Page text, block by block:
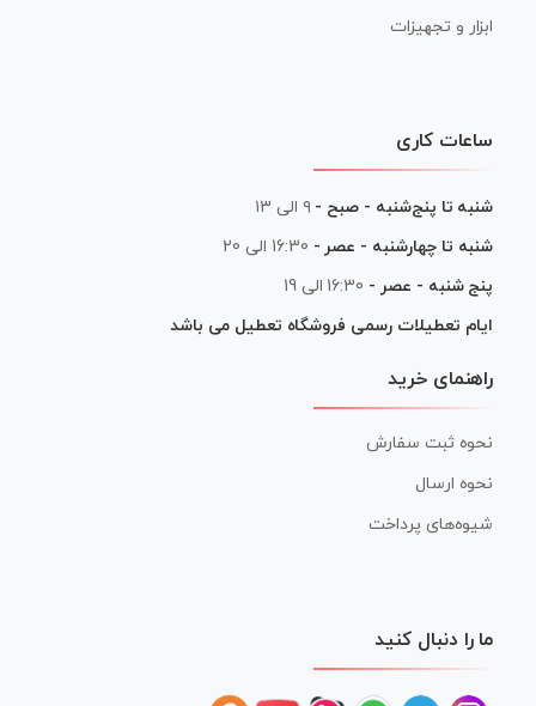
ابزار و تجهیزات
ساعات کاری
شنبه تا پنج‌شنبه - صبح - ۹ الی ۱۳
شنبه تا چهارشنبه - عصر - 16:30 الی 20
پنج شنبه - عصر - 16:30 الی 19
ایام تعطیلات رسمی فروشگاه تعطیل می باشد
راهنمای خرید
نحوه ثبت سفارش
نحوه ارسال
شیوه‌های پرداخت
ما را دنبال کنید